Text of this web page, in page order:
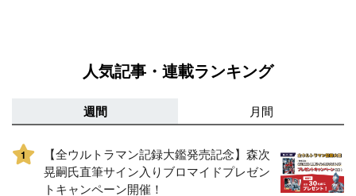
人気記事・連載ランキング
週間 月間
1
【全ウルトラマン記録大鑑発売記念】森次
晃嗣氏直筆サイン入りブロマイドプレゼン
トキャンペーン開催！